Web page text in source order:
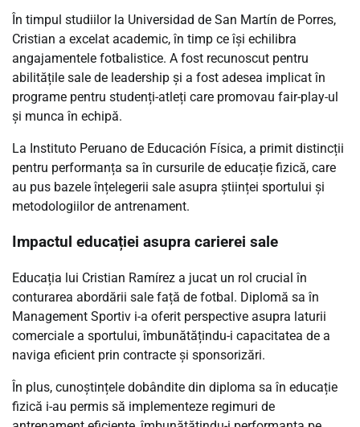
În timpul studiilor la Universidad de San Martín de Porres,
Cristian a excelat academic, în timp ce își echilibra
angajamentele fotbalistice. A fost recunoscut pentru
abilitățile sale de leadership și a fost adesea implicat în
programe pentru studenți-atleți care promovau fair-play-ul
și munca în echipă.
La Instituto Peruano de Educación Física, a primit distincții
pentru performanța sa în cursurile de educație fizică, care
au pus bazele înțelegerii sale asupra științei sportului și
metodologiilor de antrenament.
Impactul educației asupra carierei sale
Educația lui Cristian Ramírez a jucat un rol crucial în
conturarea abordării sale față de fotbal. Diplomă sa în
Management Sportiv i-a oferit perspective asupra laturii
comerciale a sportului, îmbunătățindu-i capacitatea de a
naviga eficient prin contracte și sponsorizări.
În plus, cunoștințele dobândite din diploma sa în educație
fizică i-au permis să implementeze regimuri de